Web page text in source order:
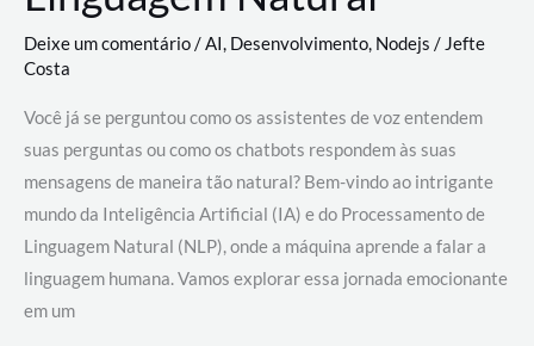
Deixe um comentário/AI, Desenvolvimento, Nodejs / Jefte
Costa
Você já se perguntou como os assistentes de voz entendem
suas perguntas ou como os chatbots respondem às suas
mensagens de maneira tão natural? Bem-vindo ao intrigante
mundo da Inteligência Artificial (IA) e do Processamento de
Linguagem Natural (NLP), onde a máquina aprende a falar a
linguagem humana. Vamos explorar essa jornada emocionante
em um